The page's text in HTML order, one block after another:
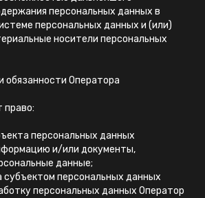
персональных данных в
персональных данных и (или)
носители персональных
обязанности Оператора
право:
персональных данных
и/или документы,
данные;
субъектом персональных данных
персональных данных Оператор